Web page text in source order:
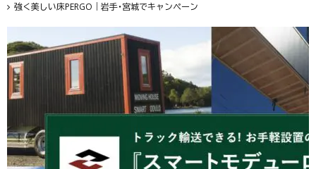
強く美しい床PERGO｜岩手・宮城でキャンペーン